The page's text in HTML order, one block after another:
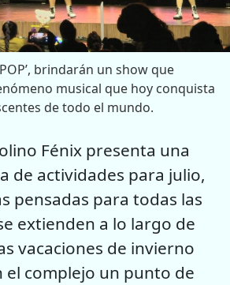
brindarán un show que
musical que hoy conquista
de todo el mundo.
Fénix presenta una
de actividades para julio,
pensadas para todas las
extienden a lo largo de
vacaciones de invierno
el complejo un punto de